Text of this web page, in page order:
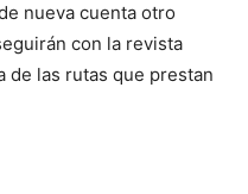
nueva cuenta otro
con la revista
de las rutas que prestan